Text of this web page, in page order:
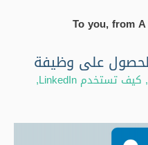
, كيف تستخدم LinkedIn ,